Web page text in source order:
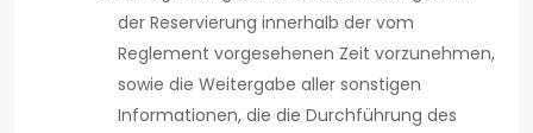
der Reservierung innerhalb der vom
Reglement vorgesehenen Zeit vorzunehmen,
sowie die Weitergabe aller sonstigen
Informationen, die die Durchführung des